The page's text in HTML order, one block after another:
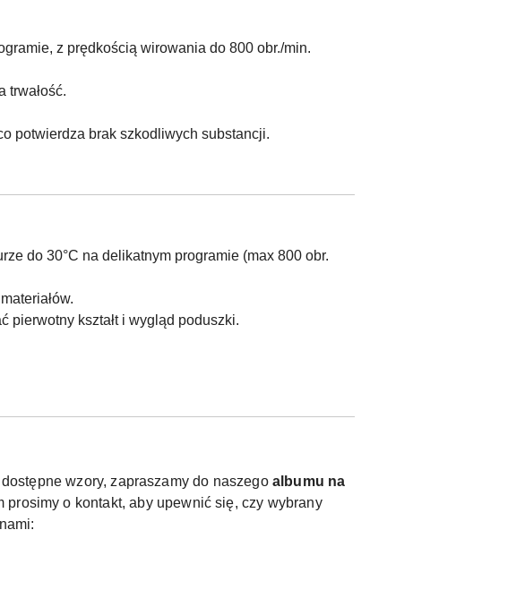
z prędkością wirowania do 800 obr./min.
trwałość.
potwierdza brak szkodliwych substancji.
do 30°C na delikatnym programie (max 800 obr.
pierwotny kształt i wygląd poduszki.
wzory, zapraszamy do naszego albumu na
prosimy o kontakt, aby upewnić się, czy wybrany